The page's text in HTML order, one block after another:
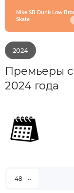
Nike SB Dunk Low
Skate
2024
Премьеры с
2024 года
48